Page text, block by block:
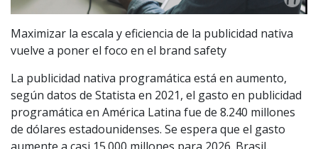
Maximizar la escala y eficiencia de la publicidad nativa
vuelve a poner el foco en el brand safety
La publicidad nativa programática está en aumento,
según datos de Statista en 2021, el gasto en publicidad
programática en América Latina fue de 8.240 millones
de dólares estadounidenses. Se espera que el gasto